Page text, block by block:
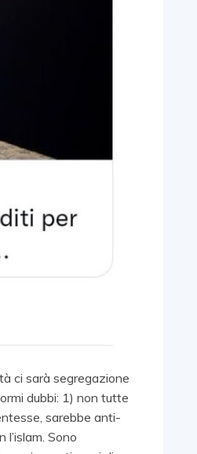
ci sarà segregazione
dubbi: 1) non tutte
sarebbe anti-
Sono